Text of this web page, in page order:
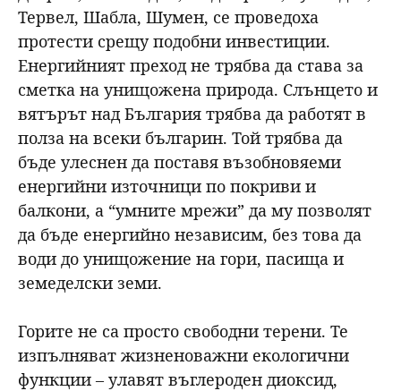
Тервел, Шабла, Шумен, се проведоха
протести срещу подобни инвестиции.
Енергийният преход не трябва да става за
сметка на унищожена природа. Слънцето и
вятърът над България трябва да работят в
полза на всеки българин. Той трябва да
бъде улеснен да поставя възобновяеми
енергийни източници по покриви и
балкони, а “умните мрежи” да му позволят
да бъде енергийно независим, без това да
води до унищожение на гори, пасища и
земеделски земи.
Горите не са просто свободни терени. Те
изпълняват жизненоважни екологични
функции – улавят въглероден диоксид,